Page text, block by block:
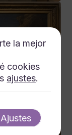
la mejor
cookies
ajustes.
Ajustes